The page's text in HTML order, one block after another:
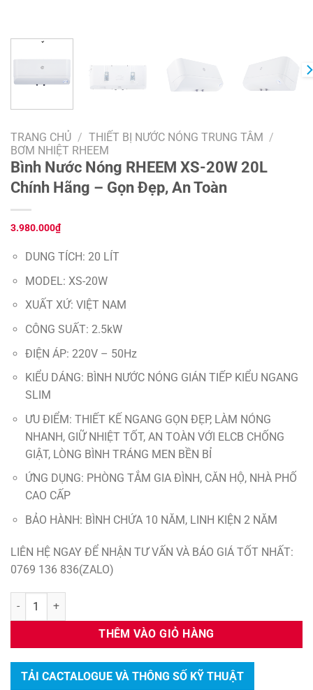
TRANG CHỦ / THIẾT BỊ NƯỚC NÓNG TRUNG TÂM /
BƠM NHIỆT RHEEM
Bình Nước Nóng RHEEM XS-20W 20L
Chính Hãng – Gọn Đẹp, An Toàn
3.980.000₫
DUNG TÍCH: 20 LÍT
MODEL: XS-20W
XUẤT XỨ: VIỆT NAM
CÔNG SUẤT: 2.5kW
ĐIỆN ÁP: 220V – 50Hz
KIỂU DÁNG: BÌNH NƯỚC NÓNG GIÁN TIẾP KIỂU NGANG
SLIM
ƯU ĐIỂM: THIẾT KẾ NGANG GỌN ĐẸP, LÀM NÓNG
NHANH, GIỮ NHIỆT TỐT, AN TOÀN VỚI ELCB CHỐNG
GIẬT, LÒNG BÌNH TRÁNG MEN BỀN BỈ
ỨNG DỤNG: PHÒNG TẮM GIA ĐÌNH, CĂN HỘ, NHÀ PHỐ
CAO CẤP
BẢO HÀNH: BÌNH CHỨA 10 NĂM, LINH KIỆN 2 NĂM
LIÊN HỆ NGAY ĐỂ NHẬN TƯ VẤN VÀ BÁO GIÁ TỐT NHẤT:
0769 136 836(ZALO)
Bình Nước Nóng RHEEM XS-20W 20L Chính Hãng – Gọn Đẹp, An
THÊM VÀO GIỎ HÀNG
TẢI CACTALOGUE VÀ THÔNG SỐ KỸ THUẬT